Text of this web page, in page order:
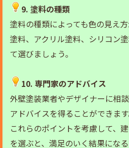
9. 塗料の種類
塗料の種類によっても色の見え
塗料、アクリル塗料、シリコン
て選びましょう。
10. 専門家のアドバイス
外壁塗装業者やデザイナーに相
アドバイスを得ることができます
これらのポイントを考慮して、
を選ぶと、満足のいく結果になる